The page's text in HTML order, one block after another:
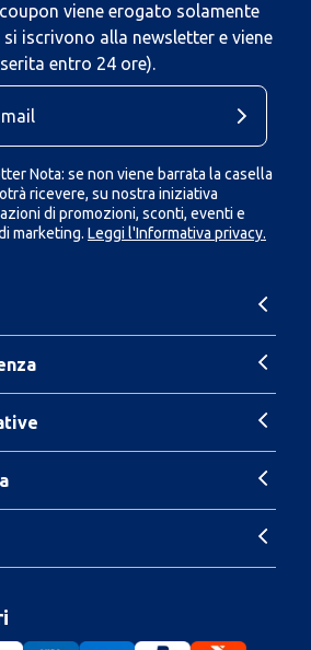
viene erogato solamente
iscrivono alla newsletter e viene
entro 24 ore).
Nota: se non viene barrata la casella
ricevere, su nostra iniziativa
di promozioni, sconti, eventi e
marketing. Leggi l'Informativa privacy.